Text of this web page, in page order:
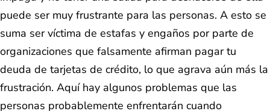
puede ser muy frustrante para las personas. A esto se
suma ser víctima de estafas y engaños por parte de
organizaciones que falsamente afirman pagar tu
deuda de tarjetas de crédito, lo que agrava aún más la
frustración. Aquí hay algunos problemas que las
personas probablemente enfrentarán cuando